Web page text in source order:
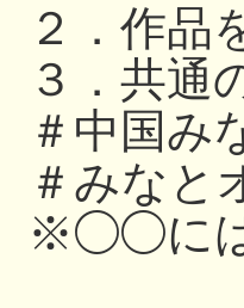
２．作品
３．共通
＃中国み
＃みな
※◯◯には